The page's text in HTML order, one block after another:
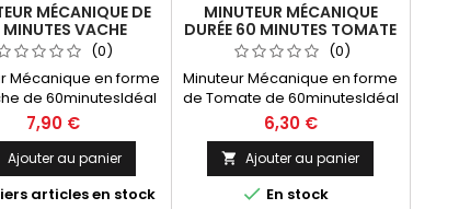
MÉCANIQUE DE
VACHE
PARAGON-
ATLANTA 295
(0)
Mécanique en forme
de 60minutesIdéal
un usage quotidien.
: 75x75mm
7,90 €
Ajouter au panier
articles en stock
MINUTEUR MÉCANIQUE
DURÉE 60 MINUTES TOMATE
8.5X4.5CM PARAGON 265
(0)
Minuteur Mécanique en forme
de Tomate de 60minutesIdéal
pour un usage quotidien.
Dimensions : 85x46mm
6,30 €
 Ajouter au panier
 En stock
4,90 €
PILE BOUTON CR2450 LITHIUM 3VOLTS 560 MAH...
1,49 €